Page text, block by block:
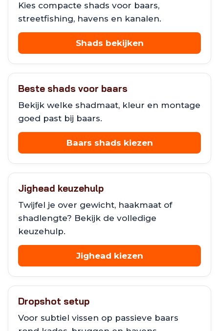
Kies compacte shads voor baars,
streetfishing, havens en kanalen.
Shads bekijken
Beste shads voor baars
Bekijk welke shadmaat, kleur en montage
goed past bij baars.
Baars shads kiezen
Jighead keuzehulp
Twijfel je over gewicht, haakmaat of
shadlengte? Bekijk de volledige
keuzehulp.
Jighead kiezen
Dropshot setup
Voor subtiel vissen op passieve baars